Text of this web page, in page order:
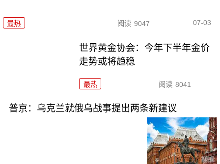
最热 阅读 9047 07-03
世界黄金协会：今年下半年金价
走势或将趋稳
最热 阅读 8041
普京：乌克兰就俄乌战事提出两条新建议